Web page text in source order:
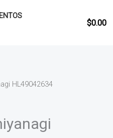
$0.00
HL49042634